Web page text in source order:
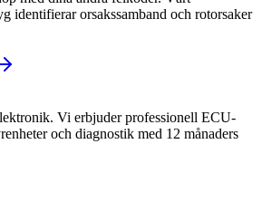
identifierar orsakssamband och rotorsaker
Vi erbjuder professionell ECU-
och diagnostik med 12 månaders